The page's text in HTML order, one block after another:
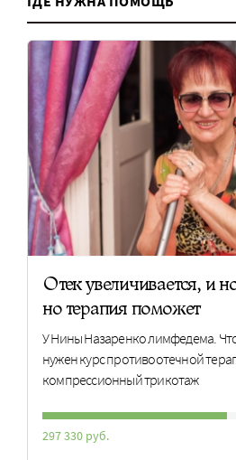
Отек увеличивается, и
но терапия поможет
У Нины Назаренко лимфедема.
нужен курс противоотечной
компрессионный трикотаж
297 330 руб.